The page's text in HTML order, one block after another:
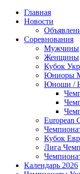
Главная
Новости
Соревнования
Мужчины
Женщины
Кубок
Юниоры
Юноши /
European
Кубок
Лига
Календарь 2026